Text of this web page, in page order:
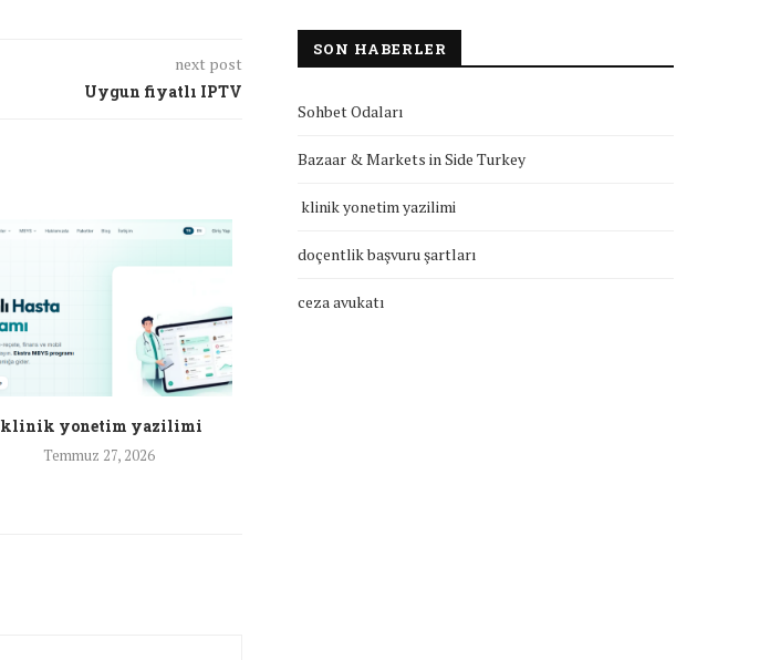
next post
Uygun fiyatlı IPTV
klinik yonetim yazilimi
Temmuz 27, 2026
SON HABERLER
Sohbet Odaları
Bazaar & Markets in Side Turkey
klinik yonetim yazilimi
doçentlik başvuru şartları
ceza avukatı